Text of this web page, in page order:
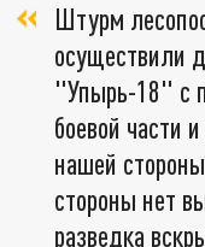
Штурм
осуществили
"Упырь-18" с
боевой части
нашей
стороны нет
разведка